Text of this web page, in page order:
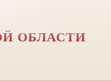
ОБЛАСТИ